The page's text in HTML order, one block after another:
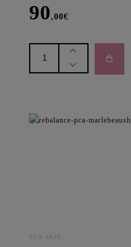
90,00€
Hyal
PCA SKIN